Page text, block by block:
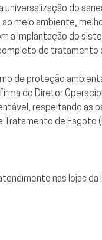
do
meio ambiente,
implantação do
de tratamento
de proteção
do Diretor
respeitando as
de Esgoto
nas lojas da